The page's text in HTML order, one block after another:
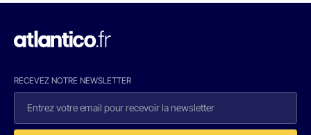
RECEVEZ NOTRE NEWSLETTER